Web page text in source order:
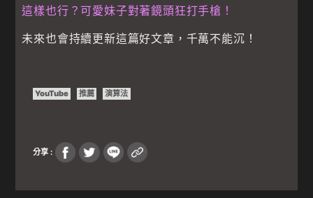
這樣也行？可愛妹子對著鏡頭狂打手槍！
未來也會持續更新這篇好文章，千萬不能沉！
YouTube 推薦 演算法
分享 :